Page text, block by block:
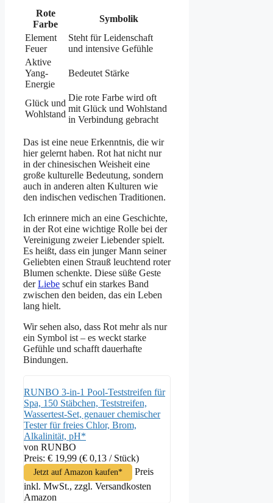
Rote
Farbe
Symbolik
Element
Feuer
Steht für Leidenschaft
und intensive Gefühle
Aktive
Yang-
Energie
Bedeutet Stärke
Glück und
Wohlstand
Die rote Farbe wird oft
mit Glück und Wohlstand
in Verbindung gebracht
Das ist eine neue Erkenntnis, die wir
hier gelernt haben. Rot hat nicht nur
in der chinesischen Weisheit eine
große kulturelle Bedeutung, sondern
auch in anderen alten Kulturen wie
den indischen vedischen Traditionen.
Ich erinnere mich an eine Geschichte,
in der Rot eine wichtige Rolle bei der
Vereinigung zweier Liebender spielt.
Es heißt, dass ein junger Mann seiner
Geliebten einen Strauß leuchtend roter
Blumen schenkte. Diese süße Geste
derLiebe schuf ein starkes Band
zwischen den beiden, das ein Leben
lang hielt.
Wir sehen also, dass Rot mehr als nur
ein Symbol ist – es weckt starke
Gefühle und schafft dauerhafte
Bindungen.
RUNBO 3-in-1 Pool-Teststreifen für
Spa, 150 Stäbchen, Teststreifen,
Wassertest-Set, genauer chemischer
Tester für freies Chlor, Brom,
Alkalinität, pH*
von RUNBO
Preis: € 19,99 (€ 0,13 / Stück)
Jetzt auf Amazon kaufen*
Preis
inkl. MwSt., zzgl. Versandkosten
Amazon